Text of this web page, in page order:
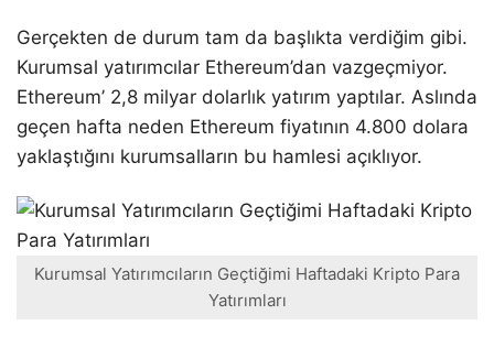
Gerçekten de durum tam da başlıkta verdiğim gibi.
Kurumsal yatırımcılar Ethereum’dan vazgeçmiyor.
Ethereum’ 2,8 milyar dolarlık yatırım yaptılar. Aslında
geçen hafta neden Ethereum fiyatının 4.800 dolara
yaklaştığını kurumsalların bu hamlesi açıklıyor.
Kurumsal Yatırımcıların Geçtiğimi Haftadaki Kripto Para
Yatırımları